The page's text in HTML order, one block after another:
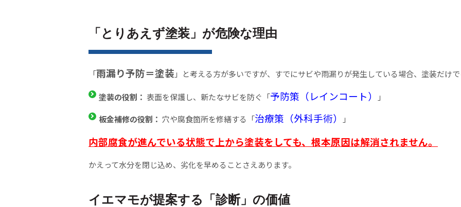
「とりあえず塗装」が危険な理由
「雨漏り予防＝塗装 」と考える方が多いですが、すでにサビや雨漏りが発生している場合、塗装だけ
塗装の役割： 表面を保護し、新たなサビを防ぐ「予防策（レインコート） 」
板金補修の役割： 穴や腐食箇所を修繕する「治療策（外科手術） 」
内部腐食が進んでいる状態で上から塗装をしても、根本原因は解消されません。
かえって水分を閉じ込め、劣化を早めることさえあります。
イエマモが提案する「診断」の価値